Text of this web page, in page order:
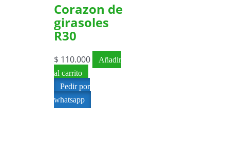
Corazon de
girasoles
R30
$ 110.000
Añadir
al carrito
Pedir por
whatsapp